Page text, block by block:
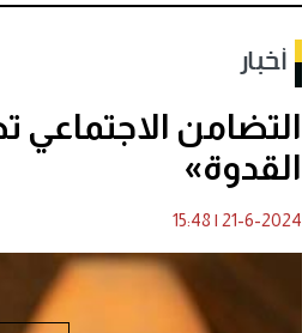
أخبار
التضامن الاجتماعي
القدوة»
21-6-2024
|
15:48